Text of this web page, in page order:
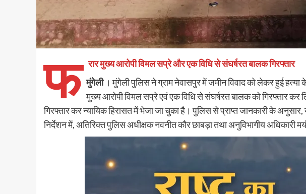
फ
रार मुख्य आरोपी विमल सप्रे और एक विधि से संघर्षरत बालक गिरफ्तार
मुंगेली। मुंगेली पुलिस ने ग्राम नेवासपुर में जमीन विवाद को लेकर हुई
मुख्य आरोपी विमल सप्रे एवं एक विधि से संघर्षरत बालक को गिरफ्तार कर
गिरफ्तार कर न्यायिक हिरासत में भेजा जा चुका है। पुलिस से प्राप्त जानकारी के
निर्देशन में, अतिरिक्त पुलिस अधीक्षक नवनीत कौर छाबड़ा तथा अनुविभागीय अधिकारी